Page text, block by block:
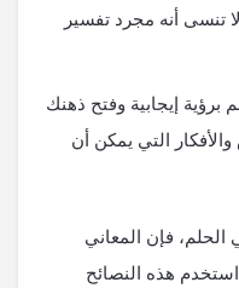
تنسى أنه مجرد تفسير
برؤية إيجابية وفتح ذهنك
التي يمكن أن
الحلم، فإن المعاني
هذه النصائح